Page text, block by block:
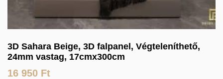
3D Sahara Beige, 3D falpanel, Végteleníthető,
24mm vastag, 17cmx300cm
16 950 Ft